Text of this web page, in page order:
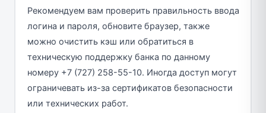
Рекомендуем вам проверить правильность ввода
логина и пароля, обновите браузер, также
можно очистить кэш или обратиться в
техническую поддержку банка по данному
номеру +7 (727) 258-55-10. Иногда доступ могут
ограничевать из-за сертификатов безопасности
или технических работ.